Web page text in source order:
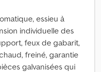
essieu à
individuelle des
feux de gabarit,
freiné, garantie
galvanisées qui